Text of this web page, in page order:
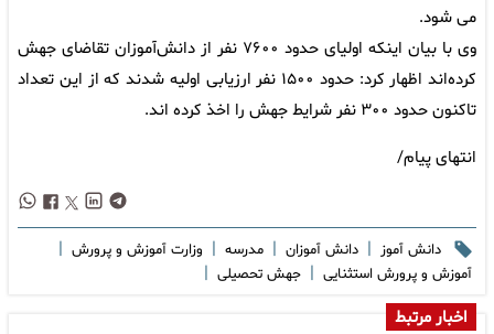
می شود.
وی با بیان اینکه اولیای حدود ۷۶۰۰ نفر از دانش‌آموزان تقاضای جهش
کرده‌اند اظهار کرد: حدود ۱۵۰۰ نفر ارزیابی اولیه شدند که از این تعداد
تاکنون حدود ۳۰۰ نفر شرایط جهش را اخذ کرده اند.
انتهای پیام/
دانش آموز | دانش آموزان | مدرسه | وزارت آموزش و پرورش |
آموزش و پرورش استثنایی | جهش تحصیلی |
اخبار مرتبط